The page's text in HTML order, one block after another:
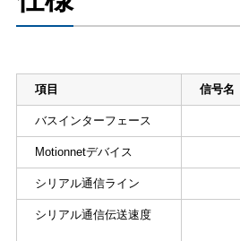
項目 信号名
バスインターフェース
Motionnetデバイス
シリアル通信ライン
シリアル通信伝送速度